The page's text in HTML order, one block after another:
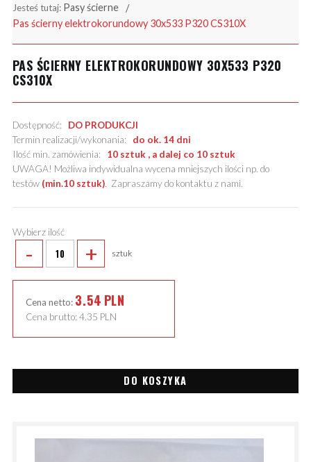
Jesteś tutaj: Pasy ścierne
Pas ścierny elektrokorundowy 30x533 P320 CS310X
PAS ŚCIERNY ELEKTROKORUNDOWY 30X533 P320
CS310X
Dostępność: DO PRODUKCJI
Termin realizacji/wykonania: do ok. 14 dni
Ilość min. zamówienia: 10 sztuk , a dalej co 10 sztuk
UWAGA! Możliwa indywidualna wycena mniejszych ilości np. do
testów (min.10 sztuk). Zapraszamy do kontaktu z nami.
Wybierz ilość
- + sztuk
Cena netto: 3.54 PLN
Cena brutto: 4.35 PLN
DO KOSZYKA